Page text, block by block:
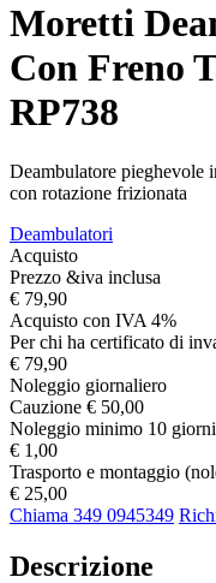
Moretti
Con Freno
RP738
Deambulatore pieghevole
con rotazione frizionata
Deambulatori
Acquisto
Prezzo &iva inclusa
€ 79,90
Acquisto con IVA 4%
Per chi ha certificato di
€ 79,90
Noleggio giornaliero
Cauzione € 50,00
Noleggio minimo 10 giorni
€ 1,00
Trasporto e montaggio
€ 25,00
Chiama 349 0945349
Descrizione